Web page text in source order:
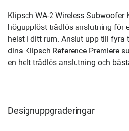
Klipsch WA-2 Wireless Subwoofer
högupplöst trådlös anslutning för
helst i ditt rum. Anslut upp till fyra
dina Klipsch Reference Premiere
en helt trådlös anslutning och
Designuppgraderingar